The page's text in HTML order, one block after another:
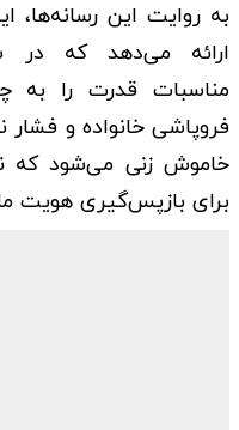
به روایت این
ارائه می‌دهد که در
مناسبات قدرت را به
فروپاشی خانواده و فشار
خاموش زنی می‌شود که
برای بازپس‌گیری هویت